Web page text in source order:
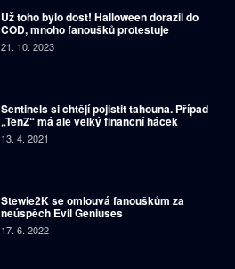
Už toho bylo dost! Halloween dorazil do
COD, mnoho fanoušků protestuje
21. 10. 2023
Sentinels si chtějí pojistit tahouna. Případ
„TenZ“ má ale velký finanční háček
13. 4. 2021
Stewie2K se omlouvá fanouškům za
neúspěch Evil Geniuses
17. 6. 2022